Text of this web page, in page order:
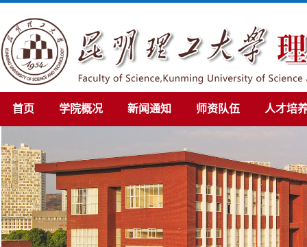
首页 学院概况 新闻通知 师资队伍 人才培